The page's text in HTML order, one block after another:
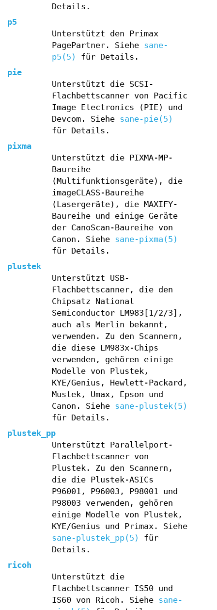
Details.
p5
Unterstützt den Primax
PagePartner. Siehe sane-
p5(5)
für Details.
pie
Unterstützt die SCSI-
Flachbettscanner von Pacific
Image Electronics (PIE) und
Devcom. Siehe sane-pie(5)
für Details.
pixma
Unterstützt die PIXMA-MP-
Baureihe
(Multifunktionsgeräte), die
imageCLASS-Baureihe
(Lasergeräte), die MAXIFY-
Baureihe und einige Geräte
der CanoScan-Baureihe von
Canon. Siehe sane-pixma(5)
für Details.
plustek
Unterstützt USB-
Flachbettscanner, die den
Chipsatz National
Semiconductor LM983[1/2/3],
auch als Merlin bekannt,
verwenden. Zu den Scannern,
die diese LM983x-Chips
verwenden, gehören einige
Modelle von Plustek,
KYE/Genius, Hewlett-Packard,
Mustek, Umax, Epson und
Canon. Siehe sane-plustek(5)
für Details.
plustek_pp
Unterstützt Parallelport-
Flachbettscanner von
Plustek. Zu den Scannern,
die die Plustek-ASICs
P96001, P96003, P98001 und
P98003 verwenden, gehören
einige Modelle von Plustek,
KYE/Genius und Primax. Siehe
sane-plustek_pp(5)
für
Details.
ricoh
Unterstützt die
Flachbettscanner IS50 und
IS60 von Ricoh. Siehe sane-